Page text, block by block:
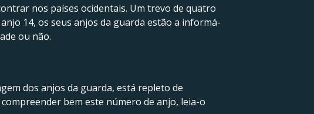
nos países ocidentais. Um trevo de quatro
14, os seus anjos da guarda estão a informá-
ou não.
dos anjos da guarda, está repleto de
bem este número de anjo, leia-o